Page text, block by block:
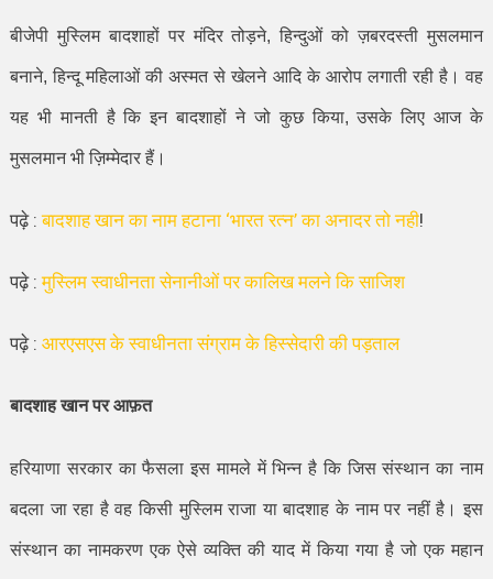
बीजेपी मुस्लिम बादशाहों पर मंदिर तोड़ने,हिन्दुओं को ज़बरदस्ती मुसलमान
बनाने,हिन्दू महिलाओं की अस्मत से खेलने आदि के आरोप लगाती रही है। वह
यह भी मानती है कि इन बादशाहों ने जो कुछ किया,उसके लिए आज के
मुसलमान भी ज़िम्मेदार हैं।
पढ़े :बादशाह खान का नाम हटाना ‘भारत रत्न’ का अनादर तो नही!
पढ़े :मुस्लिम स्वाधीनता सेनानीओं पर कालिख मलने कि साजिश
पढ़े : आरएसएस के स्वाधीनता संग्राम के हिस्सेदारी की पड़ताल
बादशाह खान पर आफ़त
हरियाणा सरकार का फैसला इस मामले में भिन्न है कि जिस संस्थान का नाम
बदला जा रहा है वह किसी मुस्लिम राजा या बादशाह के नाम पर नहीं है। इस
संस्थान का नामकरण एक ऐसे व्यक्ति की याद में किया गया है जो एक महान